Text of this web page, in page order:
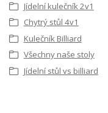
Jídelní kulečník 2v1
Chytrý stůl 4v1
Kulečník Billiard
Všechny naše stoly
Jídelní stůl vs billiard